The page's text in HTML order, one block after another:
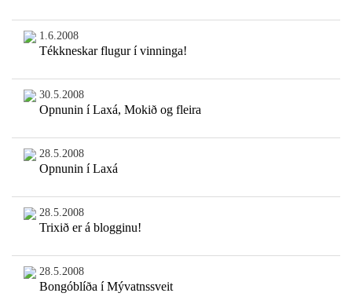
1.6.2008
Tékkneskar flugur í vinninga!
30.5.2008
Opnunin í Laxá, Mokið og fleira
28.5.2008
Opnunin í Laxá
28.5.2008
Trixið er á blogginu!
28.5.2008
Bongóblíða í Mývatnssveit